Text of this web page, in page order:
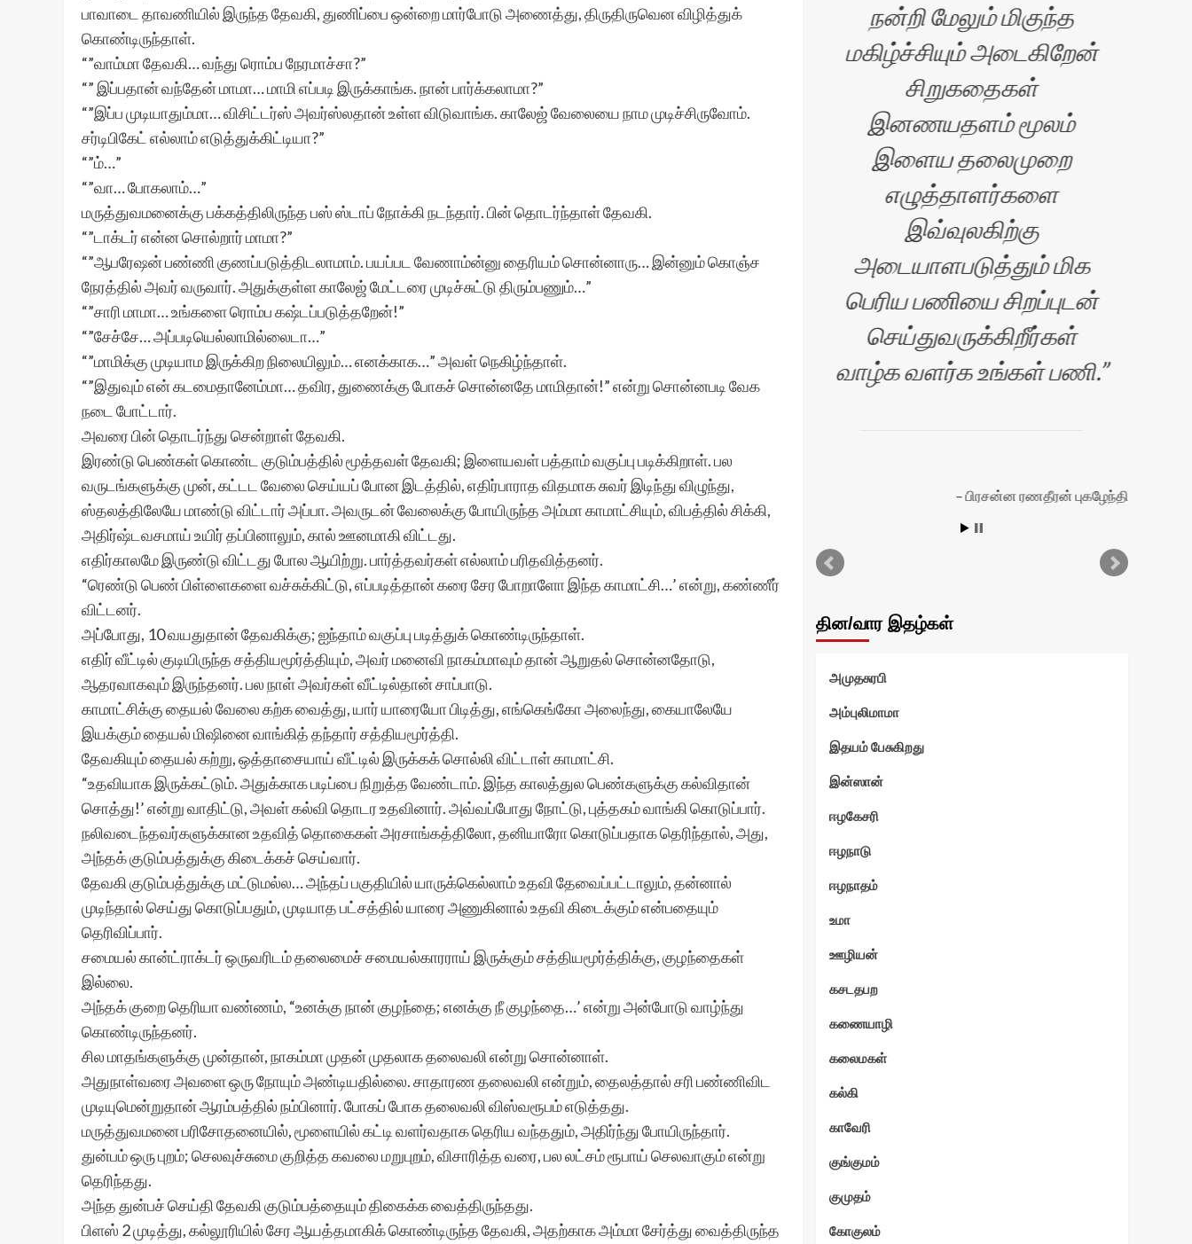
பாவாடை தாவணியில் இருந்த தேவகி, துணிப்பை ஒன்றை மார்போடு அணைத்து, திருதிருவென விழித்துக்
கொண்டிருந்தாள்.
“”வாம்மா தேவகி… வந்து ரொம்ப நேரமாச்சா?”
“” இப்பதான் வந்தேன் மாமா… மாமி எப்படி இருக்காங்க. நான் பார்க்கலாமா?”
“”இப்ப முடியாதும்மா… விசிட்டர்ஸ் அவர்ஸ்லதான் உள்ள விடுவாங்க. காலேஜ் வேலையை நாம முடிச்சிருவோம்.
சர்டிபிகேட் எல்லாம் எடுத்துக்கிட்டியா?”
“”ம்…”
“”வா… போகலாம்…”
மருத்துவமனைக்கு பக்கத்திலிருந்த பஸ் ஸ்டாப் நோக்கி நடந்தார். பின் தொடர்ந்தாள் தேவகி.
“”டாக்டர் என்ன சொல்றார் மாமா?”
“”ஆபரேஷன் பண்ணி குணப்படுத்திடலாமாம். பயப்பட வேணாம்ன்னு தைரியம் சொன்னாரு… இன்னும் கொஞ்ச
நேரத்தில் அவர் வருவார். அதுக்குள்ள காலேஜ் மேட்டரை முடிச்சுட்டு திரும்பணும்…”
“”சாரி மாமா… உங்களை ரொம்ப கஷ்டப்படுத்தறேன்!”
“”சேச்சே… அப்படியெல்லாமில்லைடா…”
“”மாமிக்கு முடியாம இருக்கிற நிலையிலும்… எனக்காக…” அவள் நெகிழ்ந்தாள்.
“”இதுவும் என் கடமைதானேம்மா… தவிர, துணைக்கு போகச் சொன்னதே மாமிதான்!” என்று சொன்னபடி வேக
நடை போட்டார்.
அவரை பின் தொடர்ந்து சென்றாள் தேவகி.
இரண்டு பெண்கள் கொண்ட குடும்பத்தில் மூத்தவள் தேவகி; இளையவள் பத்தாம் வகுப்பு படிக்கிறாள். பல
வருடங்களுக்கு முன், கட்டட வேலை செய்யப் போன இடத்தில், எதிர்பாராத விதமாக சுவர் இடிந்து விழுந்து,
ஸ்தலத்திலேயே மாண்டு விட்டார் அப்பா. அவருடன் வேலைக்கு போயிருந்த அம்மா காமாட்சியும், விபத்தில் சிக்கி,
அதிர்ஷ்டவசமாய் உயிர் தப்பினாலும், கால் ஊனமாகி விட்டது.
எதிர்காலமே இருண்டு விட்டது போல ஆயிற்று. பார்த்தவர்கள் எல்லாம் பரிதவித்தனர்.
“ரெண்டு பெண் பிள்ளைகளை வச்சுக்கிட்டு, எப்படித்தான் கரை சேர போறாளோ இந்த காமாட்சி…’ என்று, கண்ணீர்
விட்டனர்.
அப்போது, 10 வயதுதான் தேவகிக்கு; ஐந்தாம் வகுப்பு படித்துக் கொண்டிருந்தாள்.
எதிர் வீட்டில் குடியிருந்த சத்தியமூர்த்தியும், அவர் மனைவி நாகம்மாவும் தான் ஆறுதல் சொன்னதோடு,
ஆதரவாகவும் இருந்தனர். பல நாள் அவர்கள் வீட்டில்தான் சாப்பாடு.
காமாட்சிக்கு தையல் வேலை கற்க வைத்து, யார் யாரையோ பிடித்து, எங்கெங்கோ அலைந்து, கையாலேயே
இயக்கும் தையல் மிஷினை வாங்கித் தந்தார் சத்தியமூர்த்தி.
தேவகியும் தையல் கற்று, ஒத்தாசையாய் வீட்டில் இருக்கக் சொல்லி விட்டாள் காமாட்சி.
“உதவியாக இருக்கட்டும். அதுக்காக படிப்பை நிறுத்த வேண்டாம். இந்த காலத்துல பெண்களுக்கு கல்விதான்
சொத்து!’ என்று வாதிட்டு, அவள் கல்வி தொடர உதவினார். அவ்வப்போது நோட்டு, புத்தகம் வாங்கி கொடுப்பார்.
நலிவடைந்தவர்களுக்கான உதவித் தொகைகள் அரசாங்கத்திலோ, தனியாரோ கொடுப்பதாக தெரிந்தால், அது,
அந்தக் குடும்பத்துக்கு கிடைக்கச் செய்வார்.
தேவகி குடும்பத்துக்கு மட்டுமல்ல… அந்தப் பகுதியில் யாருக்கெல்லாம் உதவி தேவைப்பட்டாலும், தன்னால்
முடிந்தால் செய்து கொடுப்பதும், முடியாத பட்சத்தில் யாரை அணுகினால் உதவி கிடைக்கும் என்பதையும்
தெரிவிப்பார்.
சமையல் கான்ட்ராக்டர் ஒருவரிடம் தலைமைச் சமையல்காரராய் இருக்கும் சத்தியமூர்த்திக்கு, குழந்தைகள்
இல்லை.
அந்தக் குறை தெரியா வண்ணம், “உனக்கு நான் குழந்தை; எனக்கு நீ குழந்தை…’ என்று அன்போடு வாழ்ந்து
கொண்டிருந்தனர்.
சில மாதங்களுக்கு முன்தான், நாகம்மா முதன் முதலாக தலைவலி என்று சொன்னாள்.
அதுநாள்வரை அவளை ஒரு நோயும் அண்டியதில்லை. சாதாரண தலைவலி என்றும், தைலத்தால் சரி பண்ணிவிட
முடியுமென்றுதான் ஆரம்பத்தில் நம்பினார். போகப் போக தலைவலி விஸ்வரூபம் எடுத்தது.
மருத்துவமனை பரிசோதனையில், மூளையில் கட்டி வளர்வதாக தெரிய வந்ததும், அதிர்ந்து போயிருந்தார்.
துன்பம் ஒரு புறம்; செலவுச்சுமை குறித்த கவலை மறுபுறம், விசாரித்த வரை, பல லட்சம் ரூபாய் செலவாகும் என்று
தெரிந்தது.
அந்த துன்பச் செய்தி தேவகி குடும்பத்தையும் திகைக்க வைத்திருந்தது.
பிளஸ் 2 முடித்து, கல்லூரியில் சேர ஆயத்தமாகிக் கொண்டிருந்த தேவகி, அதற்காக அம்மா சேர்த்து வைத்திருந்த
வரும் எழுத்தாளர்களுக்கு
நன்றி மேலும் மிகுந்த
மகிழ்ச்சியும் அடைகிறேன்
சிறுகதைகள்
இனணயதளம் மூலம்
இளைய தலைமுறை
எழுத்தாளர்களை
இவ்வுலகிற்கு
அடையாளபடுத்தும் மிக
பெரிய பணியை சிறப்புடன்
செய்துவருக்கிறீர்கள்
வாழ்க வளர்க உங்கள் பணி.
பிரசன்ன ரணதீரன் புகழேந்தி
தின/வார இதழ்கள்
அமுதசுரபி
அம்புலிமாமா
இதயம் பேசுகிறது
இன்ஸான்
ஈழகேசரி
ஈழநாடு
ஈழநாதம்
உமா
ஊழியன்
கசடதபற
கணையாழி
கலைமகள்
கல்கி
காவேரி
குங்குமம்
குமுதம்
கோகுலம்